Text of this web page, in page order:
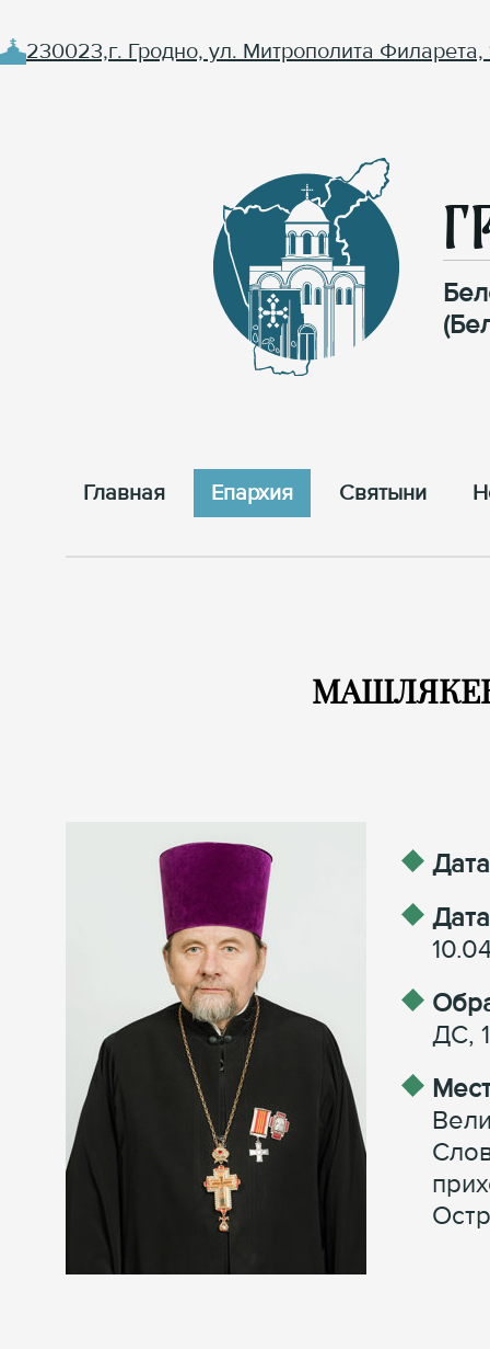
230023,г. Гродно, ул. Митрополита Филарета,
Главная Епархия Cвятыни
ДС,